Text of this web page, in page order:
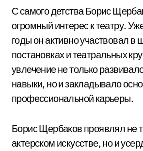
С самого детства Борис
огромный интерес к театру.
годы он активно участвовал в
постановках и театральных
увлечение не только
навыки, но и закладывало
профессиональной карьеры.
Борис Щербаков проявлял не
актерском искусстве, но и